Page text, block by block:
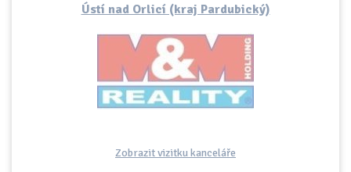
Ústí nad Orlicí (kraj Pardubický)
Zobrazit vizitku kanceláře